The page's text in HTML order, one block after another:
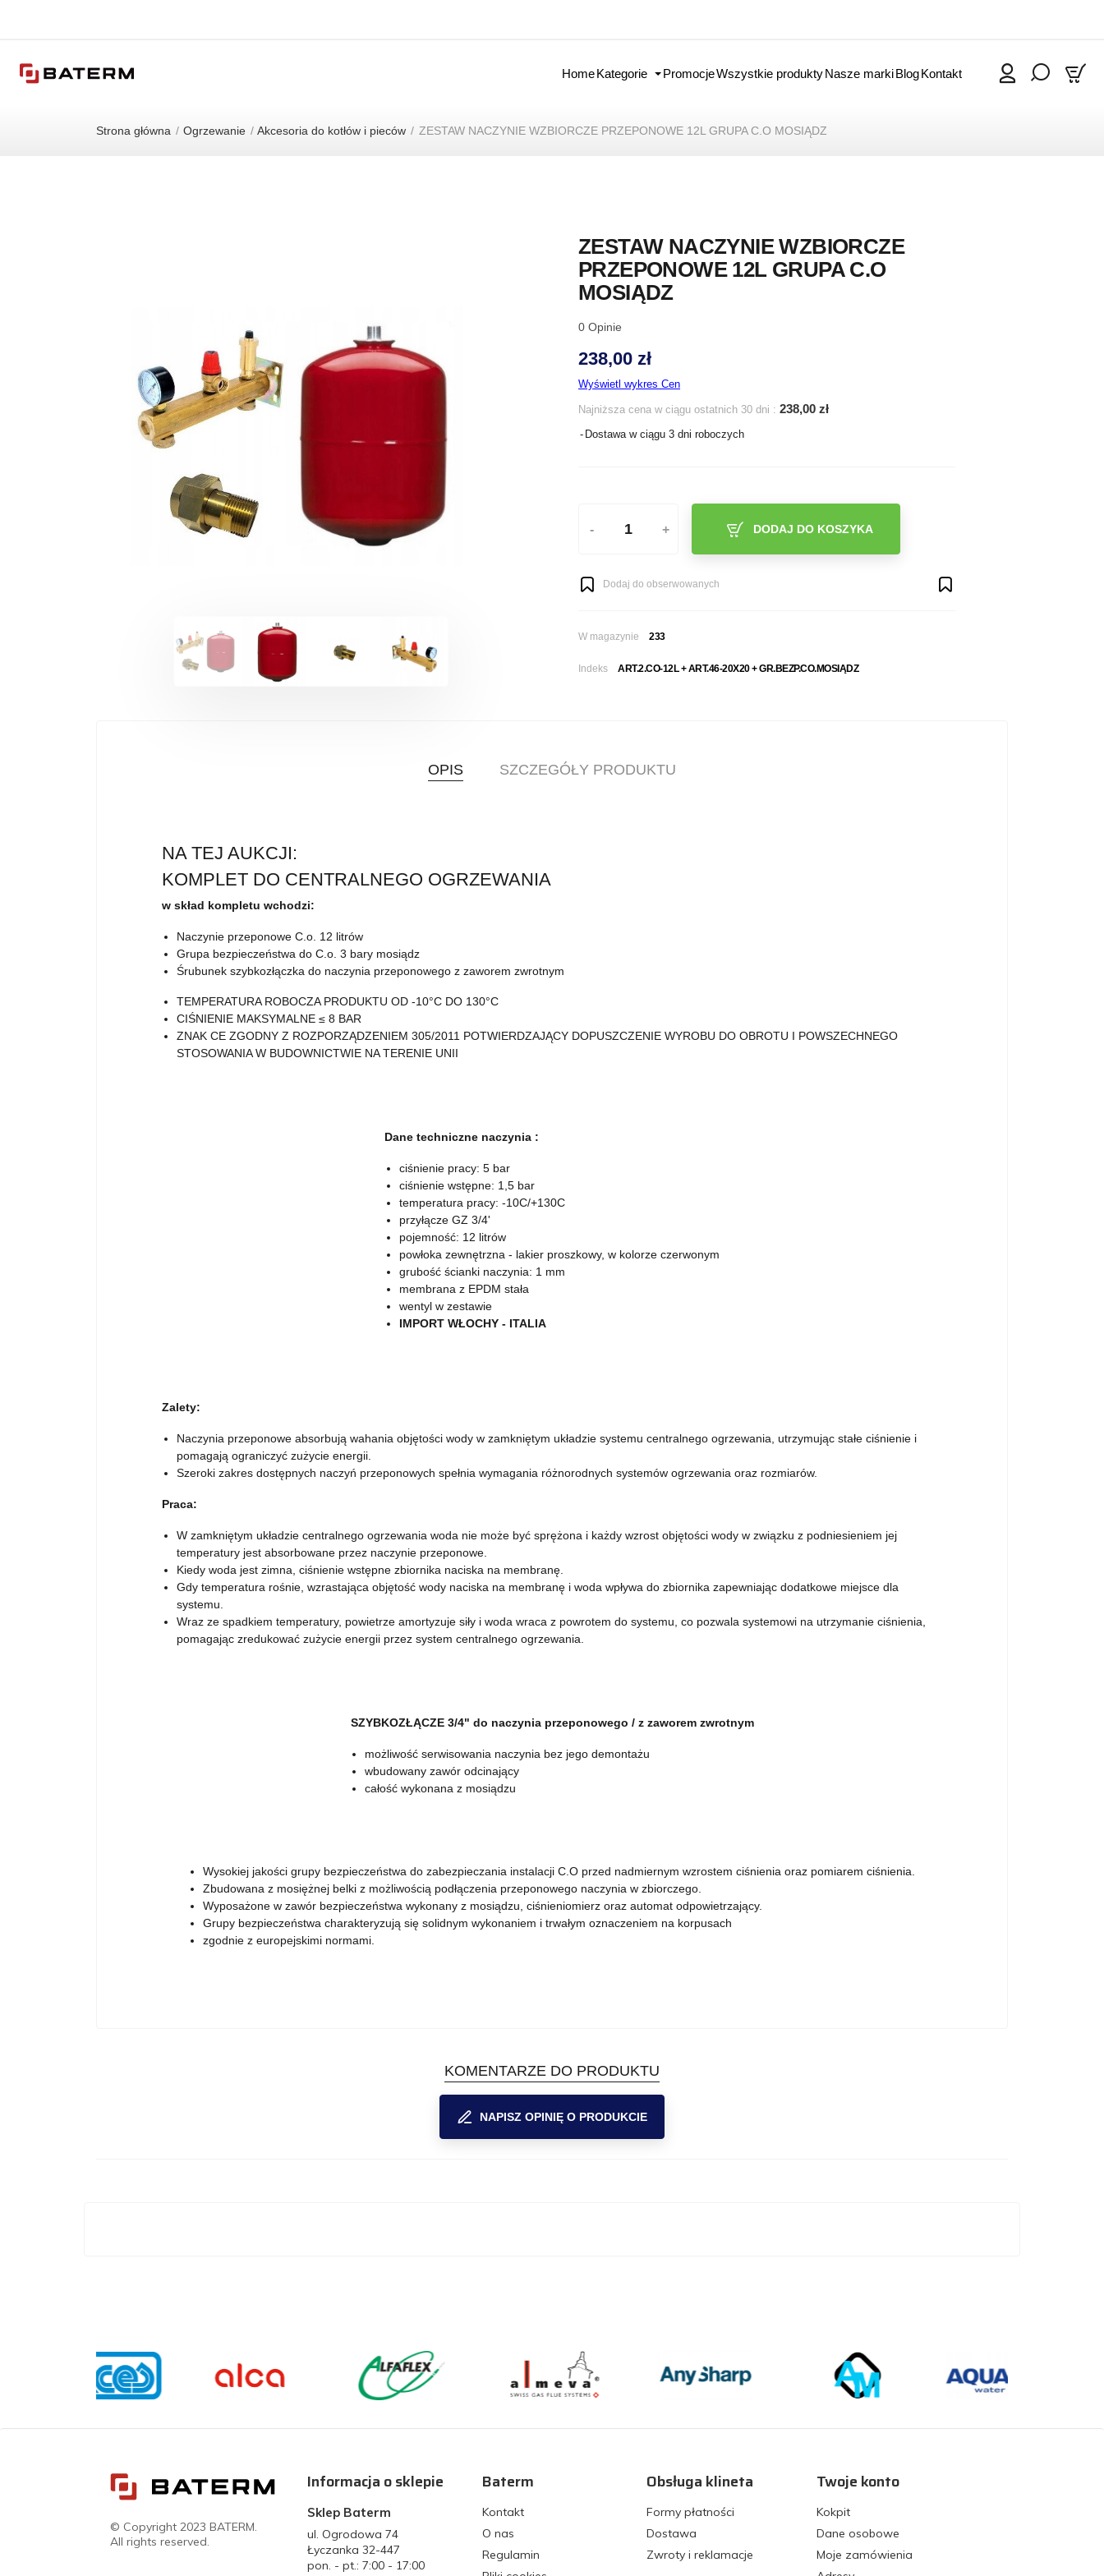
HomeKategorie PromocjeWszystkie produktyNasze markiBlogKontakt
Strona główna Ogrzewanie Akcesoria do kotłów i pieców ZESTAW NACZYNIE WZBIORCZE PRZEPONOWE 12L GRUPA C.O MOSIĄDZ
ZESTAW NACZYNIE WZBIORCZE
PRZEPONOWE 12L GRUPA C.O
MOSIĄDZ
0 Opinie
238,00 zł
Wyświetl wykres Cen
Najniższa cena w ciągu ostatnich 30 dni : 238,00 zł
Dostawa w ciągu 3 dni roboczych
- + DODAJ DO KOSZYKA
Dodaj do obserwowanych
W magazynie 233
Indeks ART.2.CO-12L + ART.46-20X20 + GR.BEZP.CO.MOSIĄDZ
OPIS SZCZEGÓŁY PRODUKTU
NA TEJ AUKCJI:
KOMPLET DO CENTRALNEGO OGRZEWANIA
w skład kompletu wchodzi:
Naczynie przeponowe C.o. 12 litrów
Grupa bezpieczeństwa do C.o. 3 bary mosiądz
Śrubunek szybkozłączka do naczynia przeponowego z zaworem zwrotnym
TEMPERATURA ROBOCZA PRODUKTU OD -10°C DO 130°C
CIŚNIENIE MAKSYMALNE ≤ 8 BAR
ZNAK CE ZGODNY Z ROZPORZĄDZENIEM 305/2011 POTWIERDZAJĄCY DOPUSZCZENIE WYROBU DO OBROTU I POWSZECHNEGO
STOSOWANIA W BUDOWNICTWIE NA TERENIE UNII
Dane techniczne naczynia :
ciśnienie pracy: 5 bar
ciśnienie wstępne: 1,5 bar
temperatura pracy: -10C/+130C
przyłącze GZ 3/4'
pojemność: 12 litrów
powłoka zewnętrzna - lakier proszkowy, w kolorze czerwonym
grubość ścianki naczynia: 1 mm
membrana z EPDM stała
wentyl w zestawie
IMPORT WŁOCHY - ITALIA
Zalety:
Naczynia przeponowe absorbują wahania objętości wody w zamkniętym układzie systemu centralnego ogrzewania, utrzymując stałe ciśnienie i
pomagają ograniczyć zużycie energii.
Szeroki zakres dostępnych naczyń przeponowych spełnia wymagania różnorodnych systemów ogrzewania oraz rozmiarów.
Praca:
W zamkniętym układzie centralnego ogrzewania woda nie może być sprężona i każdy wzrost objętości wody w związku z podniesieniem jej
temperatury jest absorbowane przez naczynie przeponowe.
Kiedy woda jest zimna, ciśnienie wstępne zbiornika naciska na membranę.
Gdy temperatura rośnie, wzrastająca objętość wody naciska na membranę i woda wpływa do zbiornika zapewniając dodatkowe miejsce dla
systemu.
Wraz ze spadkiem temperatury, powietrze amortyzuje siły i woda wraca z powrotem do systemu, co pozwala systemowi na utrzymanie ciśnienia,
pomagając zredukować zużycie energii przez system centralnego ogrzewania.
SZYBKOZŁĄCZE 3/4" do naczynia przeponowego / z zaworem zwrotnym
możliwość serwisowania naczynia bez jego demontażu
wbudowany zawór odcinający
całość wykonana z mosiądzu
Wysokiej jakości grupy bezpieczeństwa do zabezpieczania instalacji C.O przed nadmiernym wzrostem ciśnienia oraz pomiarem ciśnienia.
Zbudowana z mosiężnej belki z możliwością podłączenia przeponowego naczynia w zbiorczego.
Wyposażone w zawór bezpieczeństwa wykonany z mosiądzu, ciśnieniomierz oraz automat odpowietrzający.
Grupy bezpieczeństwa charakteryzują się solidnym wykonaniem i trwałym oznaczeniem na korpusach
zgodnie z europejskimi normami.
KOMENTARZE DO PRODUKTU
NAPISZ OPINIĘ O PRODUKCIE
© Copyright 2023 BATERM.
All rights reserved.
Informacja o sklepie
Sklep Baterm
ul. Ogrodowa 74
Łyczanka 32-447
pon. - pt.: 7:00 - 17:00
Baterm
Kontakt
O nas
Regulamin
Obsługa klineta
Formy płatności
Dostawa
Zwroty i reklamacje
Twoje konto
Kokpit
Dane osobowe
Moje zamówienia